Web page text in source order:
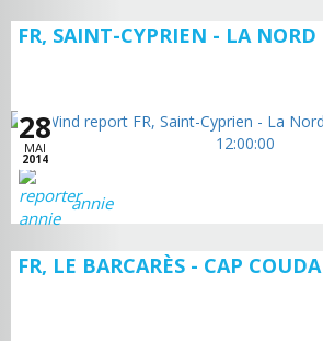
FR, SAINT-CYPRIEN - LA NORD
28
MAI
2014
annie
FR, LE BARCARÈS - CAP